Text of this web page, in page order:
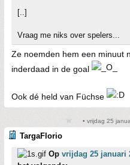
[..]
Vraag me niks over spelers...
Ze noemden hem een minuut
inderdaad in de goal
Ook dé held van Füchse
• vrijdag 25
TargaFlorio
Op vrijdag 25 januari